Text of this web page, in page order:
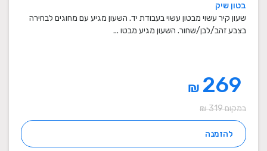
בטון שיק
שעון קיר עשוי מבטון עשוי בעבודת יד. השעון מגיע עם מחוגים לבחירה
בצבע זהב/לבן/שחור. השעון מגיע מבטו ...
₪
במקום 319 ₪
להזמנה